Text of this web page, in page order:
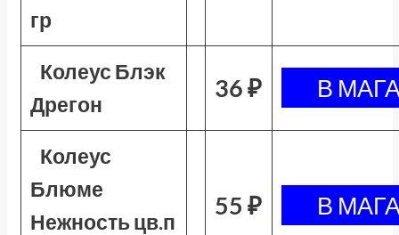
гр
Колеус Блэк
Дрегон
36 ₽
Колеус
Блюме
Нежность цв.п
55 ₽